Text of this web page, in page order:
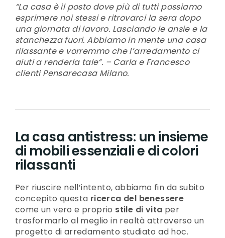
“La casa è il posto dove più di tutti possiamo
esprimere noi stessi e ritrovarci la sera dopo
una giornata di lavoro. Lasciando le ansie e la
stanchezza fuori. Abbiamo in mente una casa
rilassante e vorremmo che l’arredamento ci
aiuti a renderla tale”. – Carla e Francesco
clienti Pensarecasa Milano.
La casa antistress: un insieme
di mobili essenziali e di colori
rilassanti
Per riuscire nell’intento, abbiamo fin da subito
concepito questa ricerca del benessere
come un vero e proprio stile di vita per
trasformarlo al meglio in realtà attraverso un
progetto di arredamento studiato ad hoc.